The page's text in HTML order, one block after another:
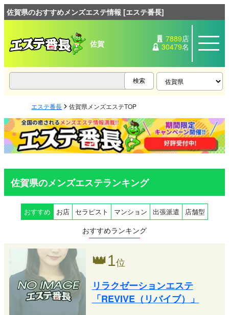
佐賀県のおすすめメンズエステ情報 [エステ番長]
佐賀 7889店
30479名
エステ番長 佐賀県メンズエステTOP
佐賀県のメンズエステランキング
おすすめ お店 セラピスト マンション 出張派遣 店舗型
おすすめランキング
👑1位
リラクゼーションエステ
「REVIVE（リバイブ）」